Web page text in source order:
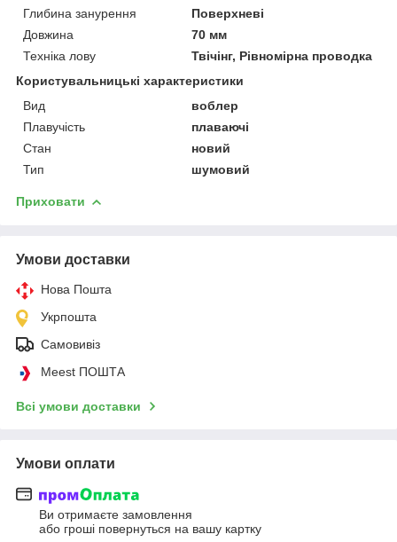
Глибина занурення
Поверхневі
Довжина
70 мм
Техніка лову
Твічінг, Рівномірна проводка
Користувальницькі характеристики
Вид
воблер
Плавучість
плаваючі
Стан
новий
Тип
шумовий
Приховати
Умови доставки
Нова Пошта
Укрпошта
Самовивіз
Meest ПОШТА
Всі умови доставки
Умови оплати
Ви отримаєте замовлення
або гроші повернуться на вашу картку